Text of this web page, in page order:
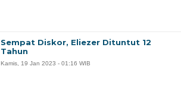
Sempat Diskor, Eliezer Dituntut 12
Tahun
Kamis, 19 Jan 2023 - 01:16 WIB